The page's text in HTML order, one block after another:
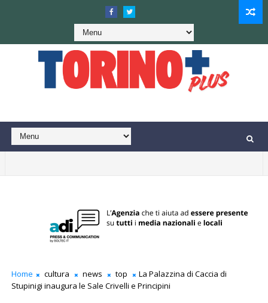
Home cultura news top
La Palazzina di Caccia di
Stupinigi inaugura le Sale Crivelli e Principini